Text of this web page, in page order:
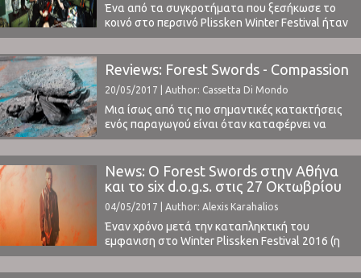
Ένα από τα συγκροτήματα που ξεσήκωσε το
κοινό στο περσινό Plissken Winter Festival ήταν
οι Γάλλοι La Femme (διαβάστε την κριτική μας
εδώ). Με ακόρεστη όρεξη στη σκηνή, έστησαν
το δικό τους πάρτι, κάνοντάς μας να χορεύουμε
ασταμάτητα. Δεν ήταν λίγοι αυτοί που
υποστήριξαν ότι το συγκρότημα
πραγματοποίησε την κορυφαία ...
Reviews: Forest Swords - Compassion
20/05/2017 | Author: Cassetta Di Mondo
Μια ίσως από τις πιο σημαντικές κατακτήσεις
ενός παραγωγού είναι όταν καταφέρνει να
δημιουργήσει ένα ηχητικό στίγμα, μια δυνατή
μουσική σφραγίδα που του δίνει το δικαίωμα
εκτός από το να κερδίσει μια, κάποια
αναγνωρισιμότητα, να εγκατασταθεί στο
μουσικό στερέωμα και να χτίσει πάνω της. Ο
Matthew Barnes επέλεξε, ως ανερχόμενο ...
News: Ο Forest Swords στην Αθήνα
και το six d.o.g.s. στις 27 Οκτωβρίου
04/05/2017 | Author: Alexis Karahalios
Έναν χρόνο μετά την καταπληκτική του
εμφανιση στο Winter Plissken Festival 2016 (η
κριτική μας εδώ), o Forest Swords επιστρέφει
στην Αθήνα για ακόμα ένα μυσταγωγικό live,